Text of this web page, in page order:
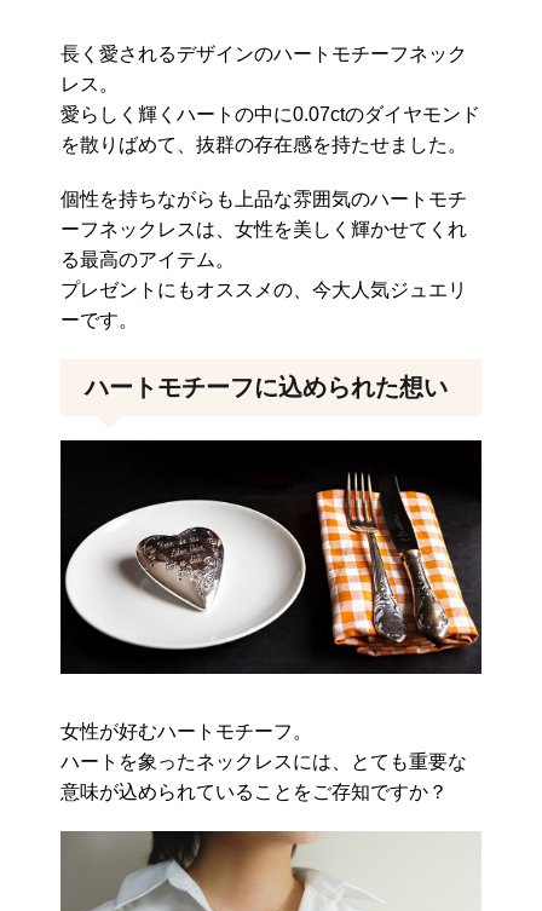
長く愛されるデザインのハートモチーフネック
レス。
愛らしく輝くハートの中に0.07ctのダイヤモンド
を散りばめて、抜群の存在感を持たせました。
個性を持ちながらも上品な雰囲気のハートモチ
ーフネックレスは、女性を美しく輝かせてくれ
る最高のアイテム。
プレゼントにもオススメの、今大人気ジュエリ
ーです。
ハートモチーフに込められた想い
女性が好むハートモチーフ。
ハートを象ったネックレスには、とても重要な
意味が込められていることをご存知ですか？